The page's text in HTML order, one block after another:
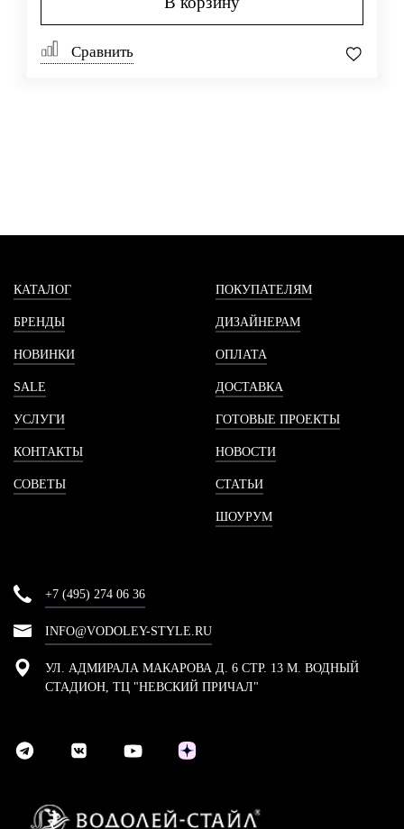
Сравнить
КАТАЛОГ
БРЕНДЫ
НОВИНКИ
SALE
УСЛУГИ
КОНТАКТЫ
СОВЕТЫ
ПОКУПАТЕЛЯМ
ДИЗАЙНЕРАМ
ОПЛАТА
ДОСТАВКА
ГОТОВЫЕ ПРОЕКТЫ
НОВОСТИ
СТАТЬИ
ШОУРУМ
+7 (495) 274 06 36
INFO@VODOLEY-STYLE.RU
УЛ. АДМИРАЛА МАКАРОВА Д. 6 СТР. 13 М. ВОДНЫЙ
СТАДИОН, ТЦ "НЕВСКИЙ ПРИЧАЛ"